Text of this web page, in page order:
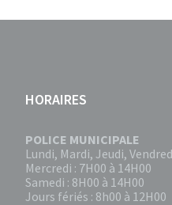
HORAIRES
POLICE MUNICIPALE
Lundi, Mardi, Jeudi,
Mercredi : 7H00 à 14H00
Samedi : 8H00 à 14H00
Jours fériés : 8h00 à 12H00